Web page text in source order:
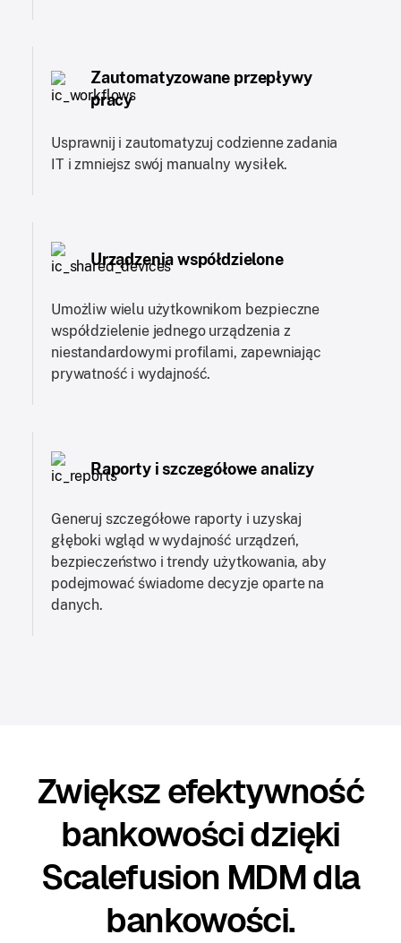
Zautomatyzowane przepływy
pracy
Usprawnij i zautomatyzuj codzienne zadania
IT i zmniejsz swój manualny wysiłek.
Urządzenia współdzielone
Umożliw wielu użytkownikom bezpieczne
współdzielenie jednego urządzenia z
niestandardowymi profilami, zapewniając
prywatność i wydajność.
Raporty i szczegółowe analizy
Generuj szczegółowe raporty i uzyskaj
głęboki wgląd w wydajność urządzeń,
bezpieczeństwo i trendy użytkowania, aby
podejmować świadome decyzje oparte na
danych.
Zwiększ efektywność
bankowości dzięki
Scalefusion MDM dla
bankowości.